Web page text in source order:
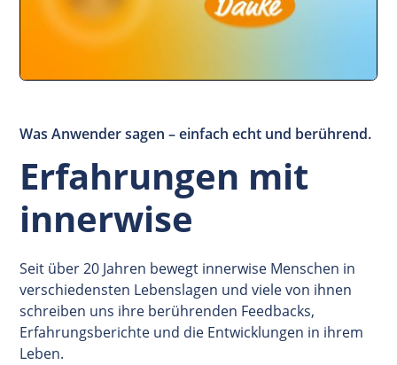
Was Anwender sagen – einfach echt und berührend.
Erfahrungen mit
innerwise
Seit über 20 Jahren bewegt innerwise Menschen in
verschiedensten Lebenslagen und viele von ihnen
schreiben uns ihre berührenden Feedbacks,
Erfahrungsberichte und die Entwicklungen in ihrem
Leben.